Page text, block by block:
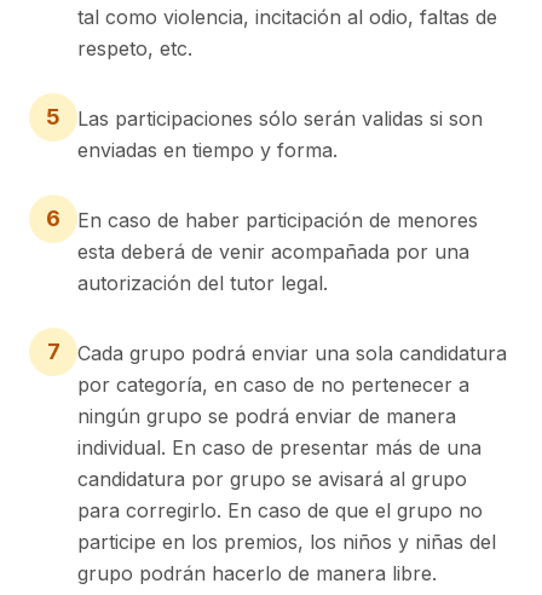
tal como violencia, incitación al odio, faltas de
respeto, etc.
5
Las participaciones sólo serán validas si son
enviadas en tiempo y forma.
6
En caso de haber participación de menores
esta deberá de venir acompañada por una
autorización del tutor legal.
7
Cada grupo podrá enviar una sola candidatura
por categoría, en caso de no pertenecer a
ningún grupo se podrá enviar de manera
individual. En caso de presentar más de una
candidatura por grupo se avisará al grupo
para corregirlo. En caso de que el grupo no
participe en los premios, los niños y niñas del
grupo podrán hacerlo de manera libre.